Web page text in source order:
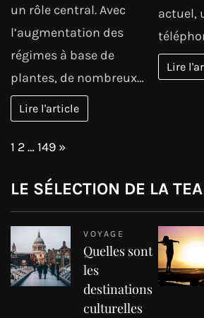
un rôle central. Avec
l’augmentation des
régimes à base de
plantes, de nombreux…
Lire l'article
actuel,
Lire
Page:
1 2…149 Next
»
LE SÉLECTION DE LA
VOYAGE
Quelles sont
les
destinations
culturelles